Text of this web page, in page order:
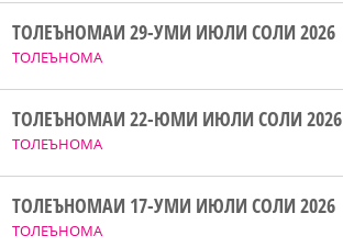
ТОЛЕЪНОМА
ТОЛЕЪНОМАИ 29-УМИ ИЮЛИ СОЛИ 2026
ТОЛЕЪНОМА
ТОЛЕЪНОМАИ 22-ЮМИ ИЮЛИ СОЛИ 2026
ТОЛЕЪНОМА
ТОЛЕЪНОМАИ 17-УМИ ИЮЛИ СОЛИ 2026